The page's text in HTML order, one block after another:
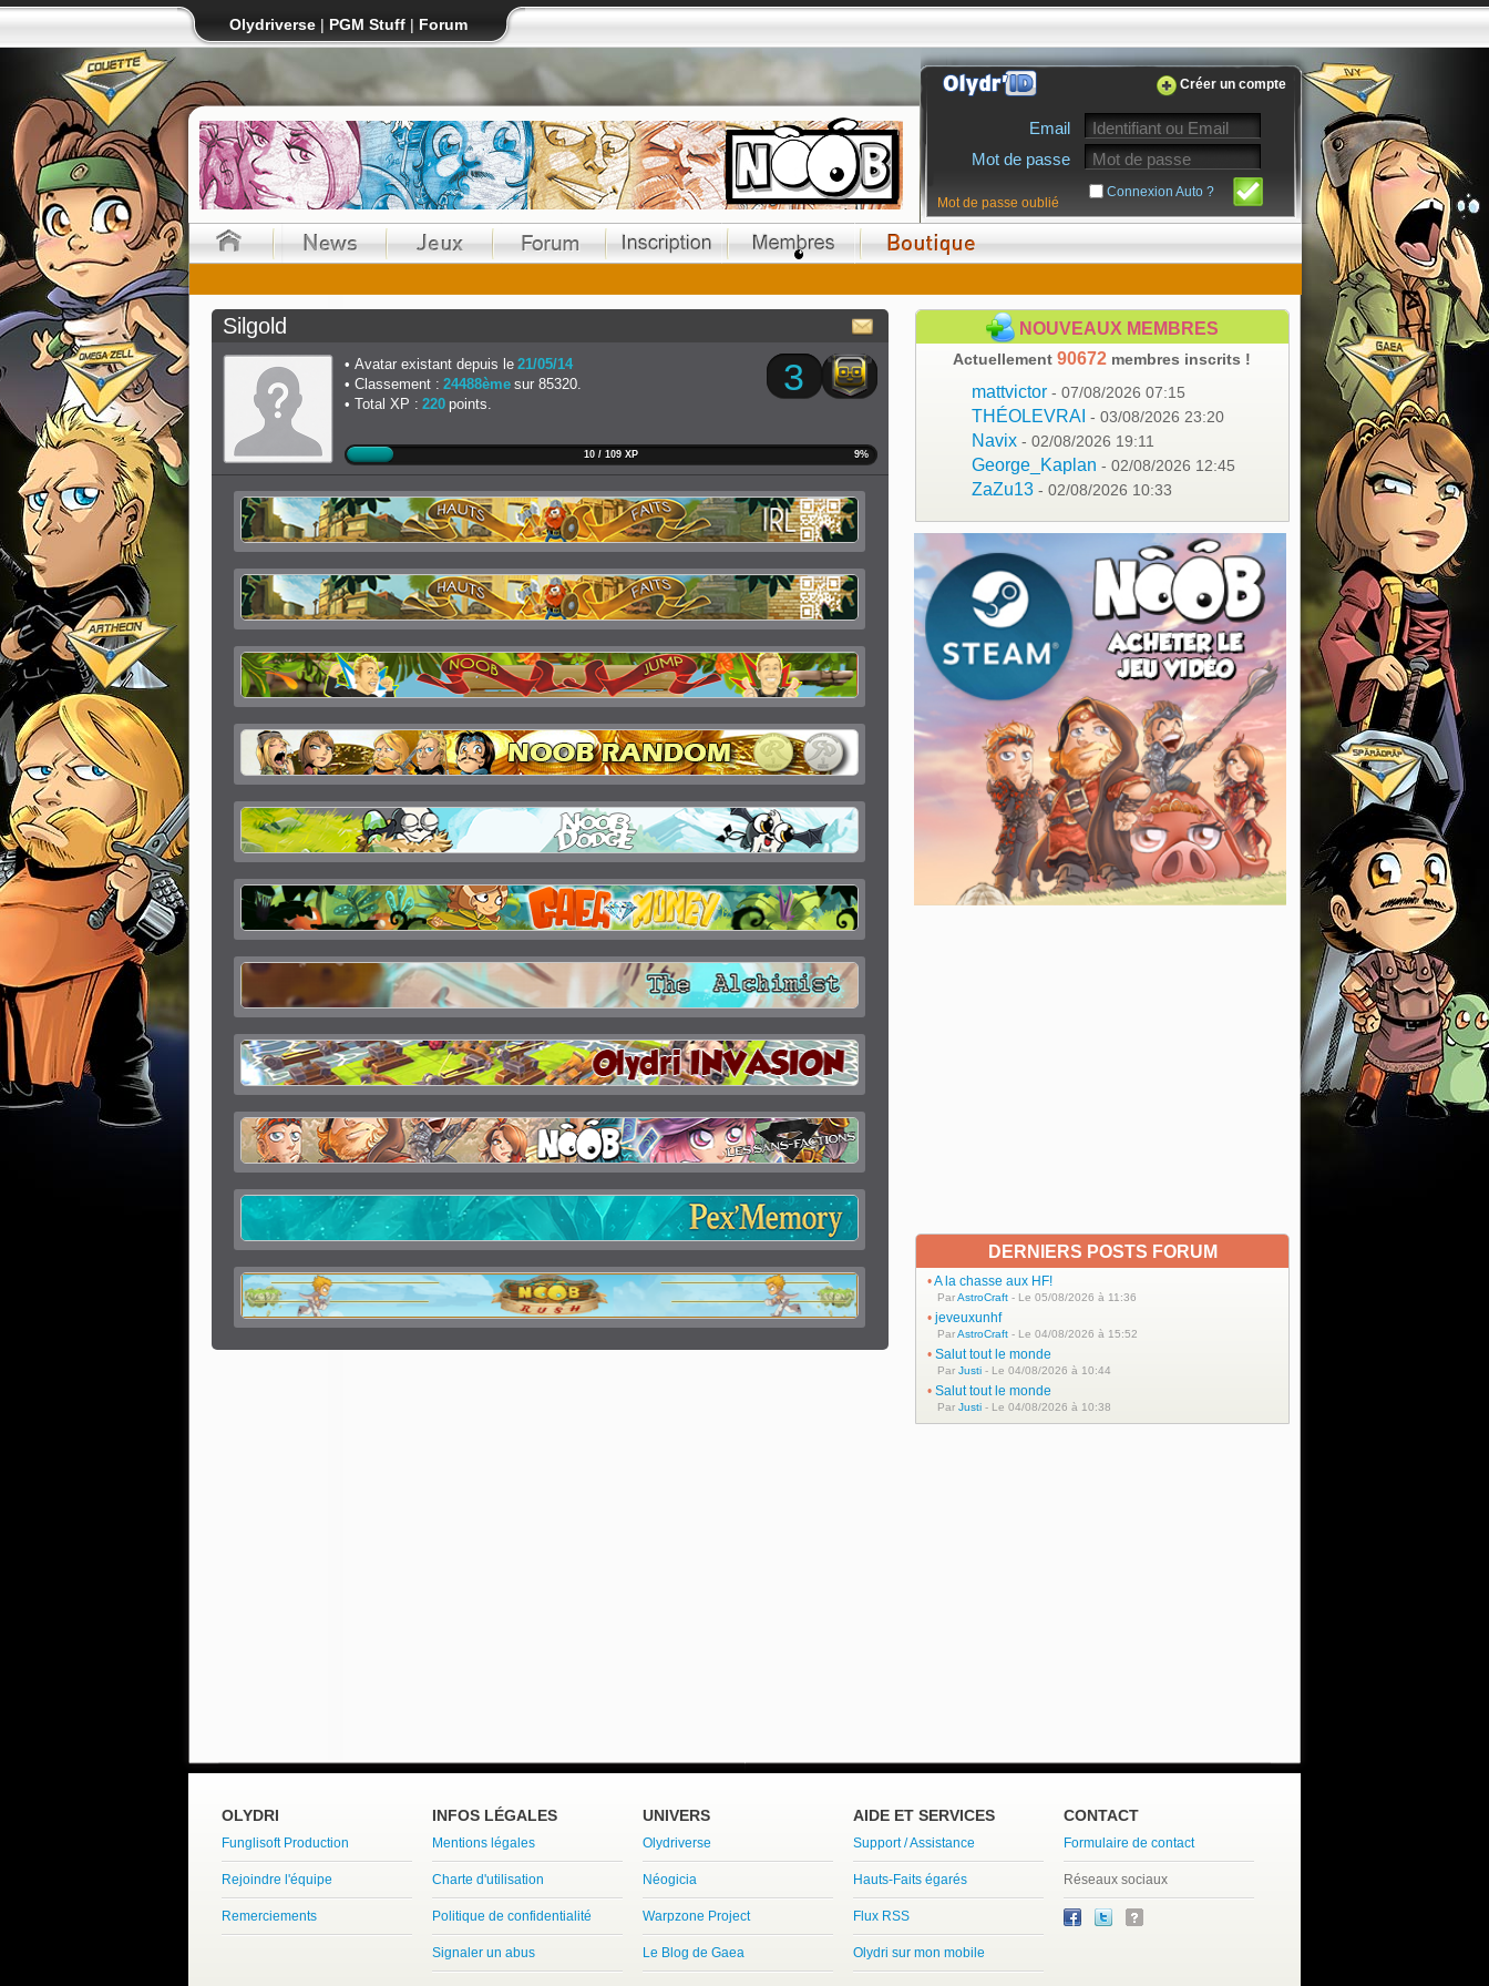
Olydriverse | PGM Stuff | Forum
Créer un compte
Email
Mot de passe
Connexion Auto ?
Mot de passe oublié
Silgold
Avatar existant depuis le 21/05/14
Classement : 24488ème sur 85320.
Total XP : 220 points.
3
10 / 109 XP 9%
NOUVEAUX MEMBRES
Actuellement 90672 membres inscrits !
mattvictor - 07/08/2026 07:15
THÉOLEVRAI - 03/08/2026 23:20
Navix - 02/08/2026 19:11
George_Kaplan - 02/08/2026 12:45
ZaZu13 - 02/08/2026 10:33
DERNIERS POSTS FORUM
•A la chasse aux HF!
ParAstroCraft - Le 05/08/2026 à 11:36
• jeveuxunhf
ParAstroCraft - Le 04/08/2026 à 15:52
• Salut tout le monde
Par Justi - Le 04/08/2026 à 10:44
• Salut tout le monde
Par Justi - Le 04/08/2026 à 10:38
OLYDRI
Funglisoft Production
Rejoindre l'équipe
Remerciements
INFOS LÉGALES
Mentions légales
Charte d'utilisation
Politique de confidentialité
Signaler un abus
UNIVERS
Olydriverse
Néogicia
Warpzone Project
Le Blog de Gaea
AIDE ET SERVICES
Support / Assistance
Hauts-Faits égarés
Flux RSS
Olydri sur mon mobile
CONTACT
Formulaire de contact
Réseaux sociaux